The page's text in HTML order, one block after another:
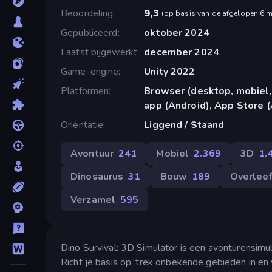
Beoordeling
9,3 (op basis van de afgelopen 6
Gepubliceerd
oktober 2024
Laatst bijgewerkt december 2024
Game-engine
Unity 2022
Platformen
Browser (desktop,
app (Android), App Store
Oriëntatie
Liggend / Staand
Avontuur 241 Mobiel 2.369 3D
Dinosaurus 31 Bouw 189
Overleef
Verzamel 595
Dino Survival: 3D Simulator is een
Richt je basis op, trek onbekende gebieden in